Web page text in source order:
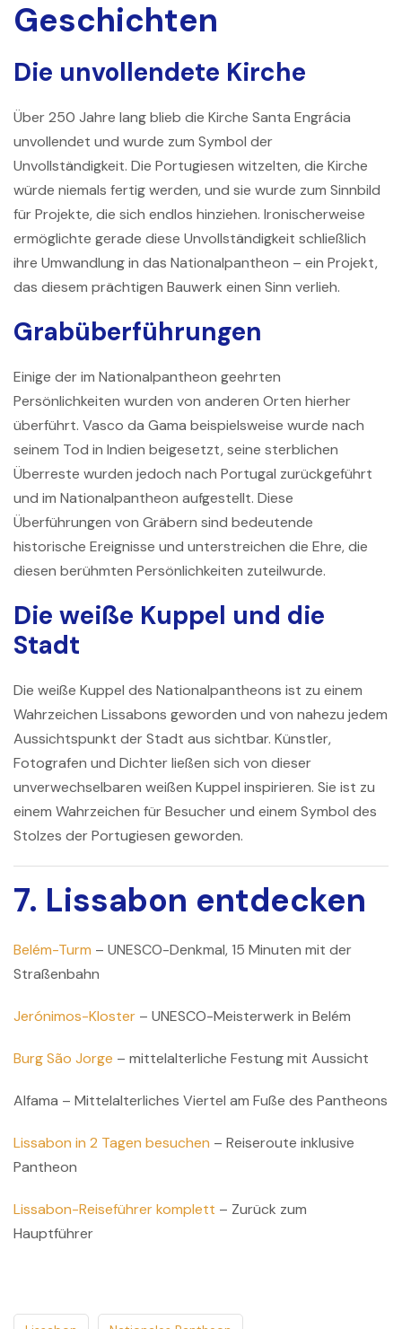
Geschichten
Die unvollendete Kirche
Über 250 Jahre lang blieb die Kirche Santa Engrácia
unvollendet und wurde zum Symbol der
Unvollständigkeit. Die Portugiesen witzelten, die Kirche
würde niemals fertig werden, und sie wurde zum Sinnbild
für Projekte, die sich endlos hinziehen. Ironischerweise
ermöglichte gerade diese Unvollständigkeit schließlich
ihre Umwandlung in das Nationalpantheon – ein Projekt,
das diesem prächtigen Bauwerk einen Sinn verlieh.
Grabüberführungen
Einige der im Nationalpantheon geehrten
Persönlichkeiten wurden von anderen Orten hierher
überführt. Vasco da Gama beispielsweise wurde nach
seinem Tod in Indien beigesetzt, seine sterblichen
Überreste wurden jedoch nach Portugal zurückgeführt
und im Nationalpantheon aufgestellt. Diese
Überführungen von Gräbern sind bedeutende
historische Ereignisse und unterstreichen die Ehre, die
diesen berühmten Persönlichkeiten zuteilwurde.
Die weiße Kuppel und die
Stadt
Die weiße Kuppel des Nationalpantheons ist zu einem
Wahrzeichen Lissabons geworden und von nahezu jedem
Aussichtspunkt der Stadt aus sichtbar. Künstler,
Fotografen und Dichter ließen sich von dieser
unverwechselbaren weißen Kuppel inspirieren. Sie ist zu
einem Wahrzeichen für Besucher und einem Symbol des
Stolzes der Portugiesen geworden.
7. Lissabon entdecken
Belém-Turm – UNESCO-Denkmal, 15 Minuten mit der
Straßenbahn
Jerónimos-Kloster – UNESCO-Meisterwerk in Belém
Burg São Jorge – mittelalterliche Festung mit Aussicht
Alfama – Mittelalterliches Viertel am Fuße des Pantheons
Lissabon in 2 Tagen besuchen – Reiseroute inklusive
Pantheon
Lissabon-Reiseführer komplett – Zurück zum
Hauptführer